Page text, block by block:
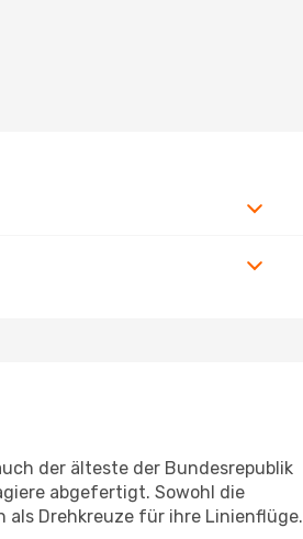
der älteste der Bundesrepublik
abgefertigt. Sowohl die
als Drehkreuze für ihre Linienflüge.